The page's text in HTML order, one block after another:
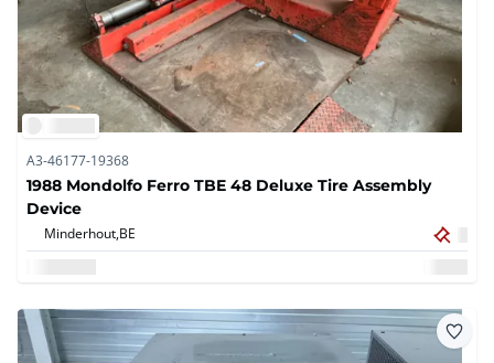
A3-46177-19368
1988 Mondolfo Ferro TBE 48 Deluxe Tire Assembly
Device
Minderhout,BE